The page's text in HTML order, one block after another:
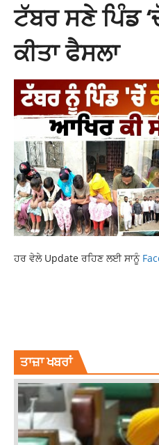
ਟੱਬਰ ਸਣੇ ਪਿੰਡ
ਕੀਤਾ ਫੈਸਲਾ
ਹਰ ਵੇਲੇ Update ਰਹਿਣ ਲਈ ਸਾਨੂੰ
ਤਾਜ਼ਾ ਖਬਰਾਂ